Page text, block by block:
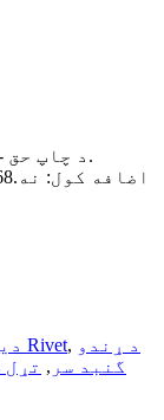
© د چاپ حق - 2010-2022: ټول حقونه خوندي دي.
دین 7337 ړانده Rivet, د ړندو
Rivet گنبد سر , تړل